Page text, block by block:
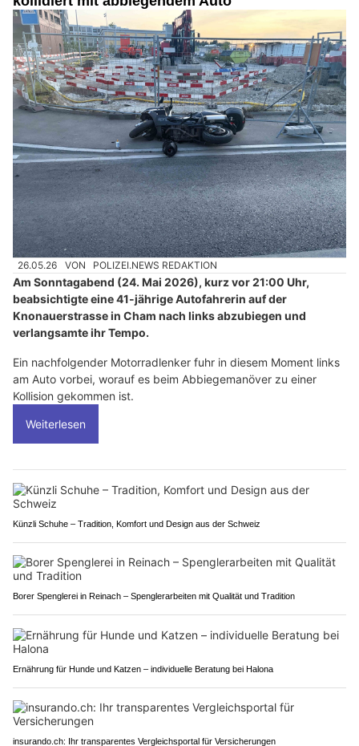
26.05.26 VON POLIZEI.NEWS REDAKTION
Am Sonntagabend (24. Mai 2026), kurz vor 21:00 Uhr,
beabsichtigte eine 41-jährige Autofahrerin auf der
Knonauerstrasse in Cham nach links abzubiegen und
verlangsamte ihr Tempo.
Ein nachfolgender Motorradlenker fuhr in diesem Moment links
am Auto vorbei, worauf es beim Abbiegemanöver zu einer
Kollision gekommen ist.
Weiterlesen
Künzli Schuhe – Tradition, Komfort und Design aus der Schweiz
Borer Spenglerei in Reinach – Spenglerarbeiten mit Qualität und Tradition
Ernährung für Hunde und Katzen – individuelle Beratung bei Halona
insurando.ch: Ihr transparentes Vergleichsportal für Versicherungen